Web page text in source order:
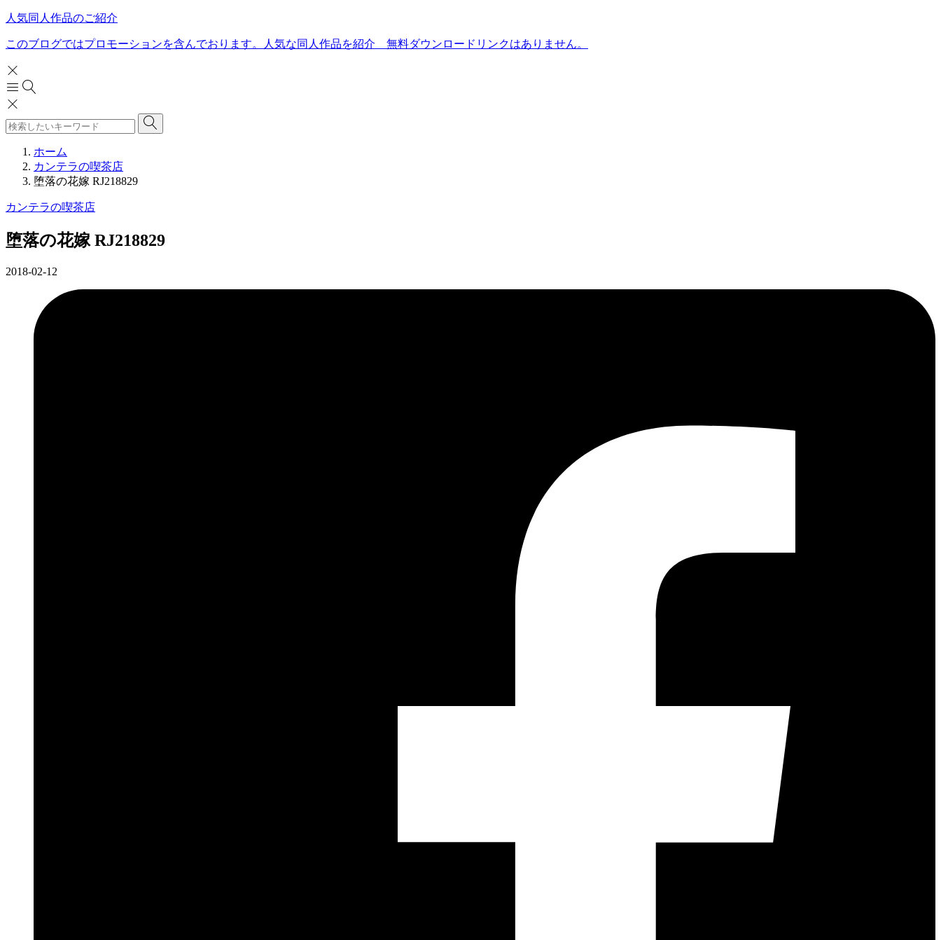
人気同人作品のご紹介
このブログではプロモーションを含んでおります。人気な同人作品を紹介 無料ダウンロードリンクはありません。
ホーム
カンテラの喫茶店
堕落の花嫁 RJ218829
カンテラの喫茶店
堕落の花嫁 RJ218829
2018-02-12